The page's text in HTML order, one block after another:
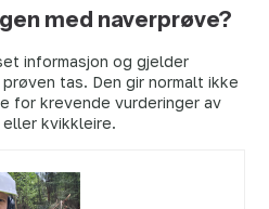
med naverprøve?
informasjon og gjelder
tas. Den gir normalt ikke
for krevende vurderinger av
kvikkleire.